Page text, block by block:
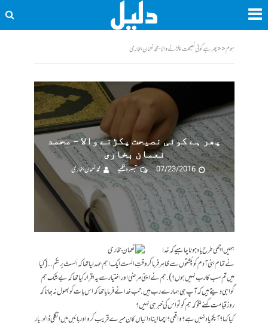
ہوم<<پھر ہے کوئی نصیحت پکڑنے والا - محمد نعمان بخاری
پھر ہے کوئی نصیحت پکڑنے والا – محمد
نعمان بخاری
07/23/2016
تبصرہ لکھیے محمد نعمان بخاری
ہمیں اچھی طرح یاد ہونا چاہیے کہ خدا
نے تمام بنی آدم کو پُشتوں سے ظاہر فرما کر وقتِ الَست ایک اہم عہد لیا تھا کہ اَلستَ بِربکم.. (کیا
میں تم سب کا رب نہیں ہوں؟). ہم نے اپنی مرضی اور اختیار سے یہ اقرار کیا تھا کہ بے شک ہم
گواہی دیتے ہیں کہ آپ ہی ہمارے رب ہیں. تب خدا نے فرمایا تھا کہ اس بات کو بھول نہ جانا کہ
روز قیامت کہنے لگو کہ ہم کو تو اس کی خبر ہی نہیں؟
کیا کہا؟ آپکو یاد نہیں ہے؟ واقعی؟ اچھا اپنا دائیاں کان میرے قریب کرو اور بائیں میں انگلی ڈالو. یار